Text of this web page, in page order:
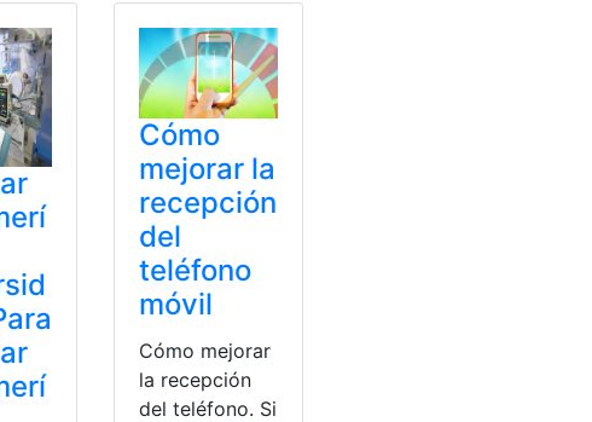
Cómo
mejorar la
recepción
del
teléfono
móvil
Cómo mejorar
la recepción
del teléfono. Si